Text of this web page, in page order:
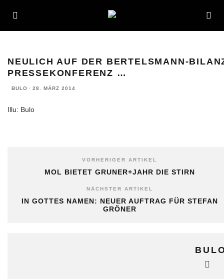
NEULICH AUF DER BERTELSMANN-
PRESSEKONFERENZ …
BULO · 28. MÄRZ 2014
Illu: Bulo
VORHERIGER ARTIKEL
MOL BIETET GRUNER+JAHR DIE STIRN
NÄCHSTER ARTIKEL
IN GOTTES NAMEN: NEUER AUFTRAG FÜR STEFAN
GRÖNER